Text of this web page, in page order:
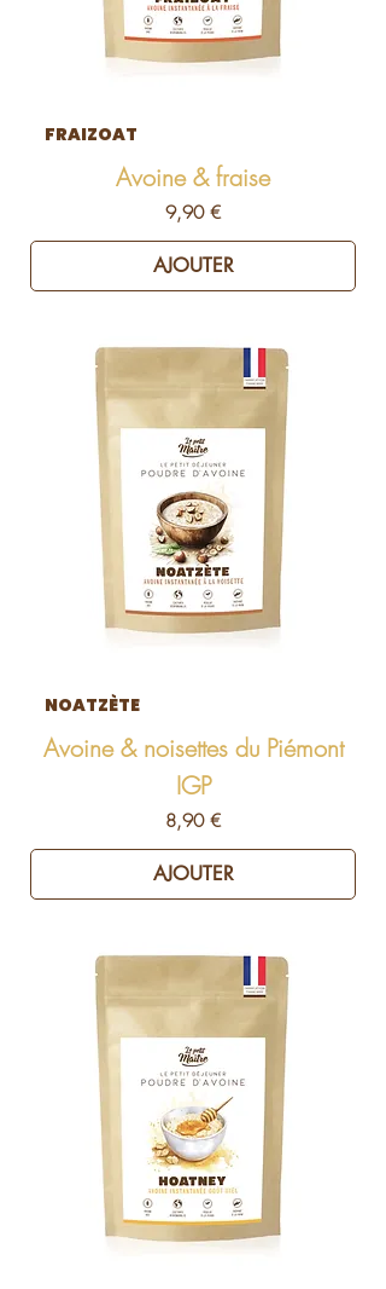
FRAIZOAT
Avoine & fraise
Prix
9,90 €
AJOUTER
NOATZÈTE
Avoine & noisettes du Piémont
IGP
Prix
8,90 €
AJOUTER